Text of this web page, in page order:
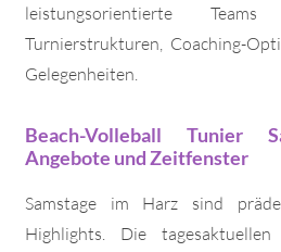
leistungsorientierte
Turnierstrukturen, Coaching-
Gelegenheiten.
Beach-Volleball Tunier
Angebote und Zeitfenster
Samstage im Harz sind
Highlights. Die